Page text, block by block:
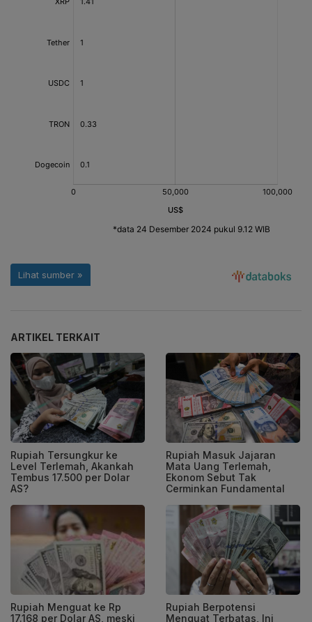
ARTIKEL TERKAIT
Rupiah Tersungkur ke
Level Terlemah, Akankah
Tembus 17.500 per Dolar
AS?
Rupiah Masuk Jajaran
Mata Uang Terlemah,
Ekonom Sebut Tak
Cerminkan Fundamental
Rupiah Menguat ke Rp
17.168 per Dolar AS, meski
Rupiah Berpotensi
Menguat Terbatas, Ini